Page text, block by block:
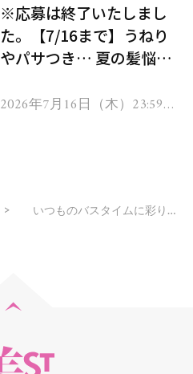
※応募は終了いたしまし
た。【7/16まで】うねり
やパサつき… 夏の髪悩み
ムを13名様にプレゼン
2026年7月16日（木）23:59ま
いつものバスタイムに彩りを。エッセンシャルの限定パッケージが発売スタート！